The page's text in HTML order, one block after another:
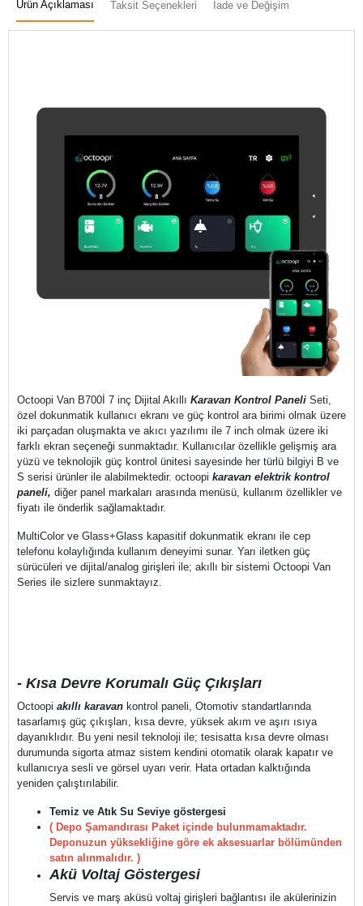
Ürün Açıklaması Taksit Seçenekleri İade ve Değişim
Octoopi Van B700İ 7 inç Dijital Akıllı Karavan Kontrol Paneli Seti,
özel dokunmatik kullanıcı ekranı ve güç kontrol ara birimi olmak üzere
iki parçadan oluşmakta ve akıcı yazılımı ile 7 inch olmak üzere iki
farklı ekran seçeneği sunmaktadır. Kullanıcılar özellikle gelişmiş ara
yüzü ve teknolojik güç kontrol ünitesi sayesinde her türlü bilgiyi B ve
S serisi ürünler ile alabilmektedir. octoopi karavan elektrik kontrol
paneli, diğer panel markaları arasında menüsü, kullanım özellikler ve
fiyatı ile önderlik sağlamaktadır.
MultiColor ve Glass+Glass kapasitif dokunmatik ekranı ile cep
telefonu kolaylığında kullanım deneyimi sunar. Yarı iletken güç
sürücüleri ve dijital/analog girişleri ile; akıllı bir sistemi Octoopi Van
Series ile sizlere sunmaktayız.
- Kısa Devre Korumalı Güç Çıkışları
Octoopi akıllı karavan kontrol paneli, Otomotiv standartlarında
tasarlamış güç çıkışları, kısa devre, yüksek akım ve aşırı ısıya
dayanıklıdır. Bu yeni nesil teknoloji ile; tesisatta kısa devre olması
durumunda sigorta atmaz sistem kendini otomatik olarak kapatır ve
kullanıcıya sesli ve görsel uyarı verir. Hata ortadan kalktığında
yeniden çalıştırılabilir.
Temiz ve Atık Su Seviye göstergesi
( Depo Şamandırası Paket içinde bulunmamaktadır.
Deponuzun yüksekliğine göre ek aksesuarlar bölümünden
satın alınmalıdır. )
Akü Voltaj Göstergesi
Servis ve marş aküsü voltaj girişleri bağlantısı ile akülerinizin